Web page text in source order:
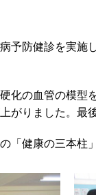
予防健診を実施
化の血管の模型
がりました。最
「健康の三本柱